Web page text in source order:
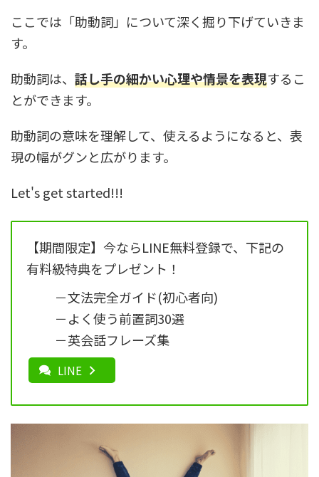
ここでは「助動詞」について深く掘り下げていきま
す。
助動詞は、 話し手の細かい心理や情景を表現するこ
とができます。
助動詞の意味を理解して、使えるようになると、表
現の幅がグンと広がります。
Let's get started!!!
【期間限定】今ならLINE無料登録で、下記の
有料級特典をプレゼント！
－文法完全ガイド(初心者向)
－よく使う前置詞30選
－英会話フレーズ集
LINE